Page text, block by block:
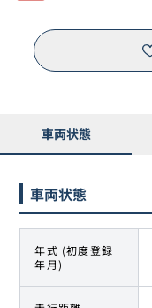
車両状態
車両状態
年式 (初度登録
年月)